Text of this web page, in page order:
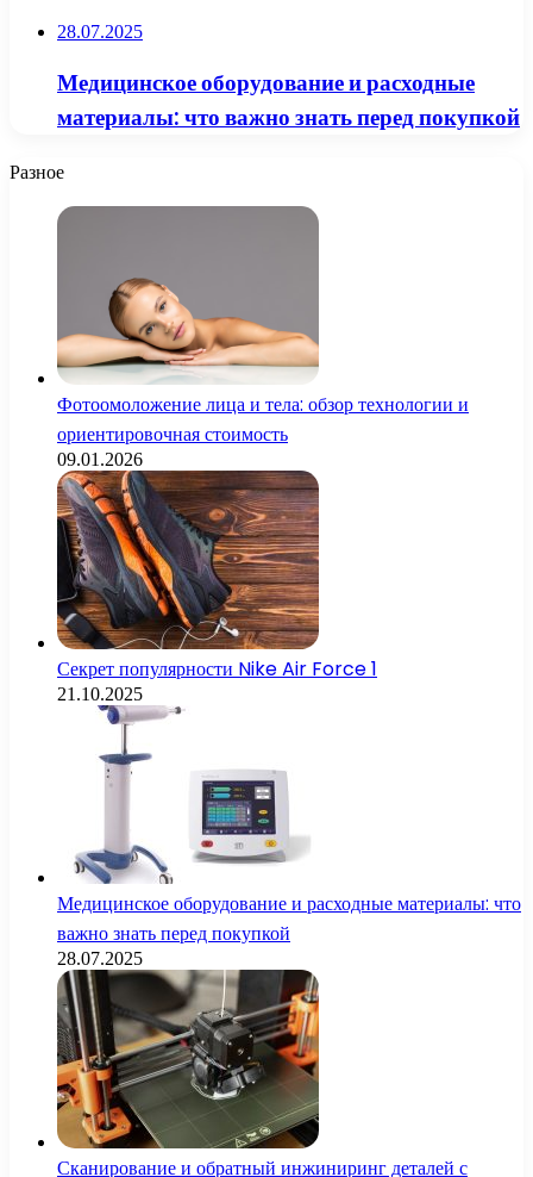
28.07.2025
Медицинское оборудование и расходные
материалы: что важно знать перед покупкой
Разное
Фотоомоложение лица и тела: обзор технологии и
ориентировочная стоимость
09.01.2026
Секрет популярности Nike Air Force 1
21.10.2025
Медицинское оборудование и расходные материалы: что
важно знать перед покупкой
28.07.2025
Сканирование и обратный инжиниринг деталей с